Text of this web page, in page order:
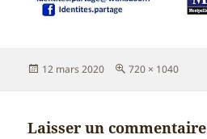
Publié
12 mars 2020
Taille
720 × 1040
Laisser un commentaire